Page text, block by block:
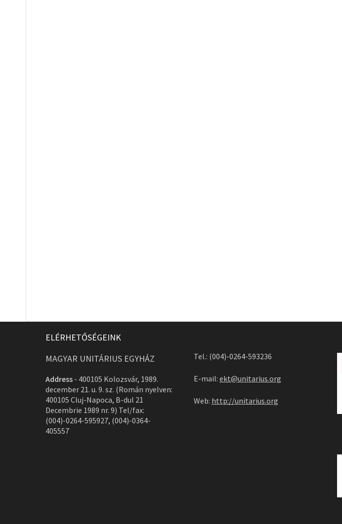
ELÉRHETŐSÉGEINK
MAGYAR UNITÁRIUS EGYHÁZ
Address - 400105 Kolozsvár, 1989.
december 21. u. 9. sz. (Román nyelven:
400105 Cluj-Napoca, B-dul 21
Decembrie 1989 nr. 9) Tel/fax:
(004)-0264-595927, (004)-0364-
405557
Tel.: (004)-0264-593236
E-mail: ekt@unitarius.org
Web: http://unitarius.org